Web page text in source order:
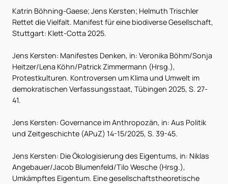
Katrin Böhning-Gaese; Jens Kersten; Helmuth Trischler
Rettet die Vielfalt. Manifest für eine biodiverse Gesellschaft,
Stuttgart: Klett-Cotta 2025.
Jens Kersten: Manifestes Denken, in: Veronika Böhm/Sonja
Heitzer/Lena Köhn/Patrick Zimmermann (Hrsg.),
Protestkulturen. Kontroversen um Klima und Umwelt im
demokratischen Verfassungsstaat, Tübingen 2025, S. 27-
41.
Jens Kersten: Governance im Anthropozän, in: Aus Politik
und Zeitgeschichte (APuZ) 14-15/2025, S. 39-45.
Jens Kersten: Die Ökologisierung des Eigentums, in: Niklas
Angebauer/Jacob Blumenfeld/Tilo Wesche (Hrsg.),
Umkämpftes Eigentum. Eine gesellschaftstheoretische